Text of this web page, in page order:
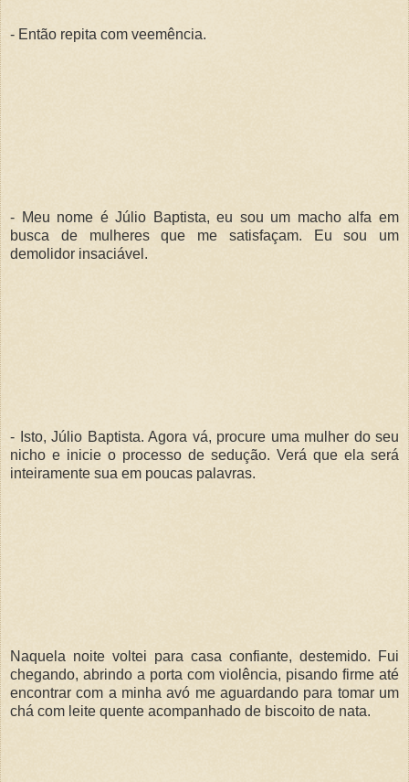
- Então repita com veemência.
- Meu nome é Júlio Baptista, eu sou um macho alfa em
busca de mulheres que me satisfaçam. Eu sou um
demolidor insaciável.
- Isto, Júlio Baptista. Agora vá, procure uma mulher do seu
nicho e inicie o processo de sedução. Verá que ela será
inteiramente sua em poucas palavras.
Naquela noite voltei para casa confiante, destemido. Fui
chegando, abrindo a porta com violência, pisando firme até
encontrar com a minha avó me aguardando para tomar um
chá com leite quente acompanhado de biscoito de nata.